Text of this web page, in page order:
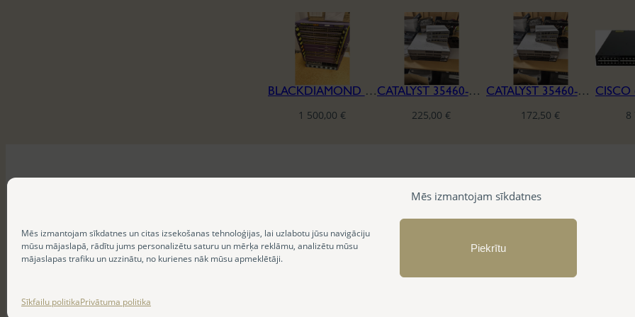
Mēs izmantojam sīkdatnes
Mēs izmantojam sīkdatnes un citas izsekošanas tehnoloģijas, lai uzlabotu jūsu navigāciju
mūsu mājaslapā, rādītu jums personalizētu saturu un mērķa reklāmu, analizētu mūsu
mājaslapas trafiku un uzzinātu, no kurienes nāk mūsu apmeklētāji.
Piekrītu
Sīkfailu politikaPrivātuma politika
BLACKDIAMOND 8810
1 500,00€
CATALYST 35460-CX 12 PORT
225,00€
CATALYST 35460-CX 8 PORT
172,50€ 8